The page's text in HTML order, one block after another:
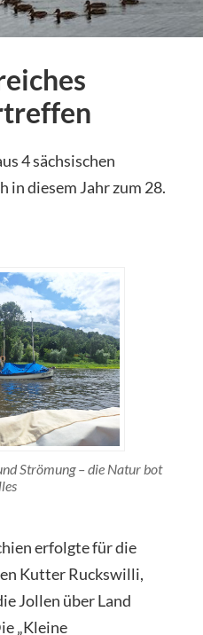
4 sächsischen
in diesem Jahr zum 28.
Strömung – die Natur bot
erfolgte für die
Kutter Ruckswilli,
Jollen über Land
„Kleine